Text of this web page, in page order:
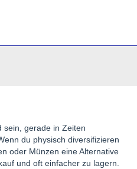
sein, gerade in Zeiten
du physisch diversifizieren
oder Münzen eine Alternative
und oft einfacher zu lagern.